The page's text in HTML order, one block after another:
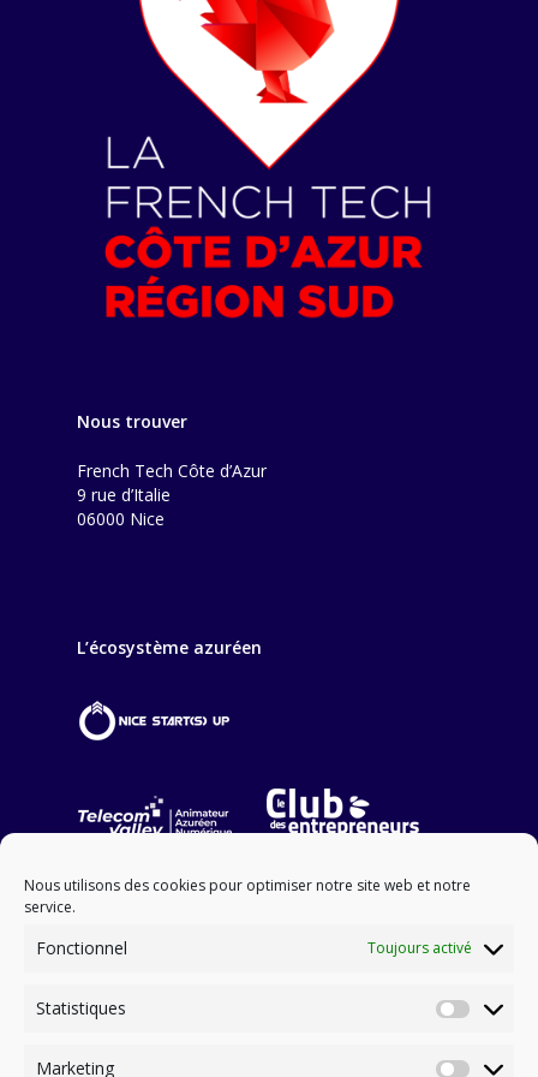
Nous utilisons des cookies pour optimiser notre site web et notre
service.
Fonctionnel Toujours activé
Statistiques
Marketing
Nous trouver
French Tech Côte d’Azur
9 rue d’Italie
06000 Nice
L’écosystème azuréen
NOS PARTENAIRES FINANCIERS